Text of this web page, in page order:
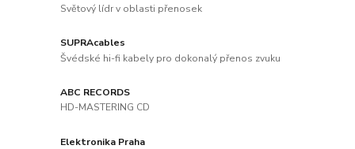
Světový lídr v oblasti přenosek
SUPRAcables
Švédské hi-fi kabely pro dokonalý přenos zvuku
ABC RECORDS
HD-MASTERING CD
Elektronika Praha